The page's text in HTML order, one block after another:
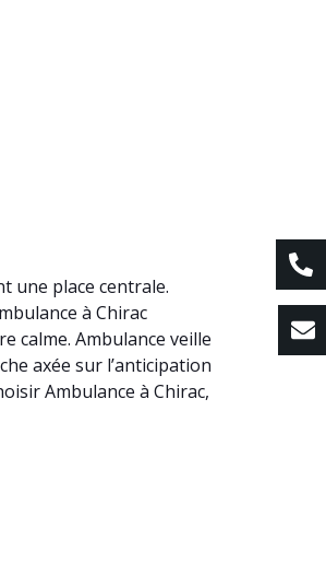
une place centrale.
à Chirac
calme. Ambulance veille
axée sur l’anticipation
Ambulance à Chirac,